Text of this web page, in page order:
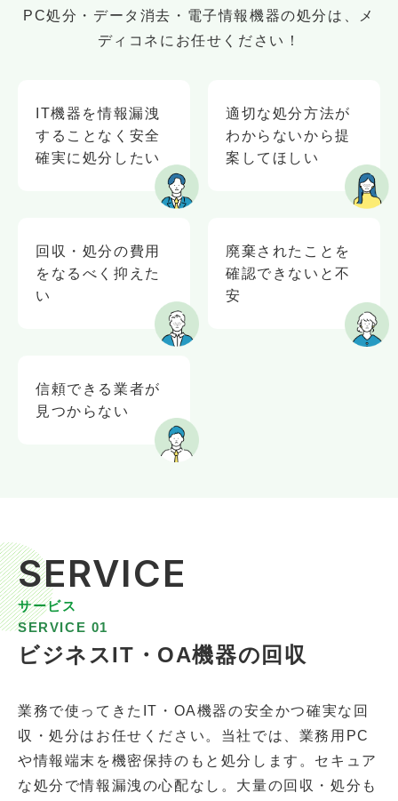
PC処分・データ消去・電子情報機器の処分は、メ
ディコネにお任せください！
IT機器を情報漏洩
することなく安全
確実に処分したい
適切な処分方法が
わからないから提
案してほしい
回収・処分の費用
をなるべく抑えた
い
廃棄されたことを
確認できないと不
安
信頼できる業者が
見つからない
SERVICE
サービス
SERVICE 01
ビジネスIT・OA機器の回収
業務で使ってきたIT・OA機器の安全かつ確実な回
収・処分はお任せください。当社では、業務用PC
や情報端末を機密保持のもと処分します。セキュア
な処分で情報漏洩の心配なし。大量の回収・処分も